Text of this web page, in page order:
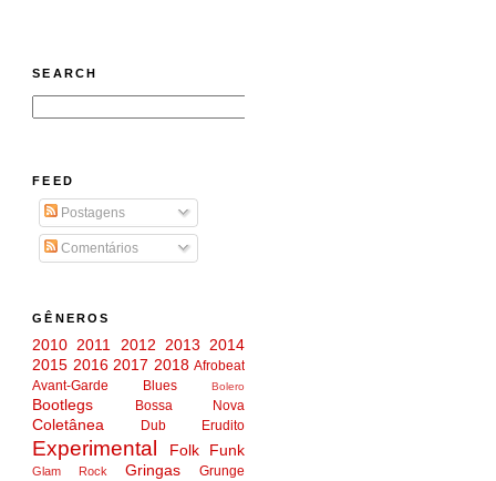
SEARCH
FEED
Postagens
Comentários
GÊNEROS
2010 2011 2012 2013 2014
2015 2016 2017 2018 Afrobeat
Avant-Garde
Blues Bolero
Bootlegs Bossa Nova
Coletânea Dub Erudito
Experimental Folk Funk
Glam Rock Gringas
Grunge